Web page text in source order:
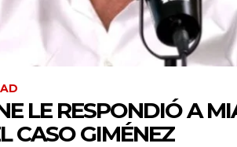
LE RESPONDIÓ A
CASO GIMÉNEZ